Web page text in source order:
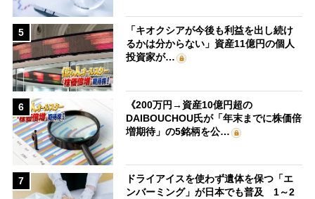
5
「キオクシアが今後も利益を出し続け
るかは分からない」資産11億円の個人
投資家が…
6
《200万円→資産10億円超の
DAIBOUCHOU氏が「年末までに株価倍
増期待」の5銘柄を公…
7
ドライアイスを使わず遺体を保つ「エ
ンバーミング」が日本でも普及 1～2